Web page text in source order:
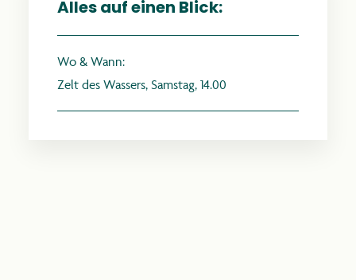
Alles auf einen Blick:
Wo & Wann:
Zelt des Wassers, Samstag, 14.00